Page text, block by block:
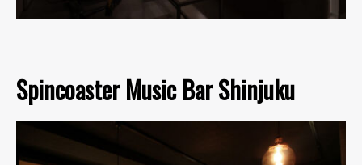
Spincoaster Music Bar Shinjuku